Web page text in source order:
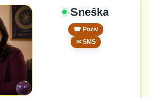
Sneška
☎ Poziv
✉ SMS